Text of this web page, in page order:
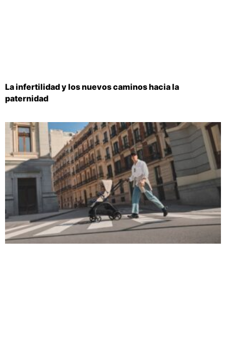
La infertilidad y los nuevos caminos hacia la
paternidad